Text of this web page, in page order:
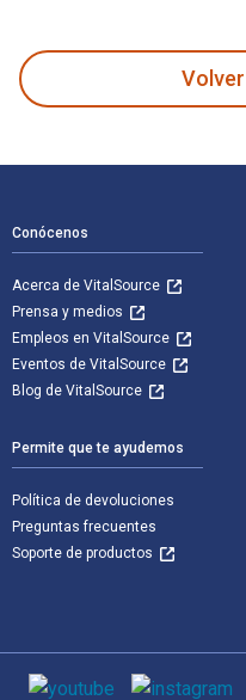
Conócenos
Acerca de VitalSource
Prensa y medios
Empleos en VitalSource
Eventos de VitalSource
Blog de VitalSource
Permite que te ayudemos
Política de devoluciones
Preguntas frecuentes
Soporte de productos
Medios de comunicación